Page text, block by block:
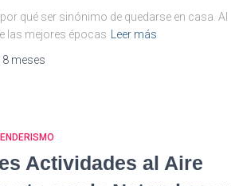
qué ser sinónimo de quedarse en casa. Al
las mejores épocas
Leer más
8 meses
Actividades al Aire